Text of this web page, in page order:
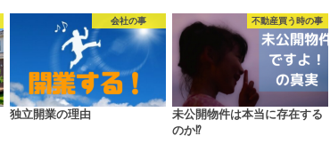
会社の事
独立開業の理由
不動産買う時の事
未公開物件は本当に存在する
のか⁉